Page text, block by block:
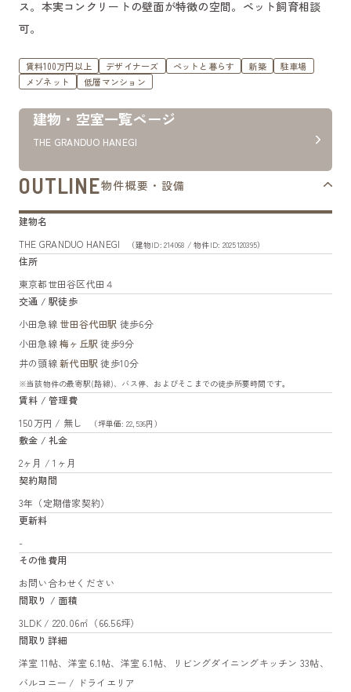
ス。本実コンクリートの壁面が特徴の空間。ペット飼育相談
可。
賃料100万円以上 デザイナーズ ペットと暮らす 新築
駐車場
メゾネット
低層マンション
建物・空室一覧ページ
THE GRANDUO HANEGI
OUTLINE物件概要・設備
建物名
THE GRANDUO HANEGI
（建物ID: 214068 / 物件ID: 2025120395）
住所
東京都世田谷区代田４
交通 / 駅徒歩
小田急線 世田谷代田駅 徒歩6分
小田急線梅ヶ丘駅 徒歩9分
井の頭線新代田駅 徒歩10分
※当該物件の最寄駅(路線)、バス停、およびそこまでの徒歩所要時間です。
賃料 / 管理費
150万円 / 無し
（坪単価: 22,536円）
敷金 / 礼金
2ヶ月 / 1ヶ月
契約期間
3年（定期借家契約）
更新料
-
その他費用
お問い合わせください
間取り / 面積
3LDK / 220.06㎡（66.56坪）
間取り詳細
洋室 11帖、洋室 6.1帖、洋室 6.1帖、リビングダイニングキッチン 33帖、
バルコニー / ドライエリア